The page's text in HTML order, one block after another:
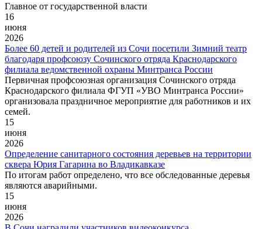
Главное от государственной власти
16
июня
2026
Более 60 детей и родителей из Сочи посетили Зимний театр
благодаря профсоюзу Сочинского отряда Краснодарского
филиала ведомственной охраны Минтранса России
Первичная профсоюзная организация Сочинского отряда
Краснодарского филиала ФГУП «УВО Минтранса России»
организовала праздничное мероприятие для работников и их
семей.
15
июня
2026
Определение санитарного состояния деревьев на территории
сквера Юрия Гагарина во Владикавказе
По итогам работ определено, что все обследованные деревья
являются аварийными.
15
июня
2026